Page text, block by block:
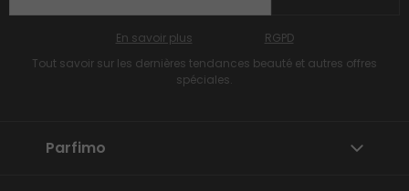
Tout savoir sur les dernières tendances beauté et autres offres
spéciales.
En savoir plus RGPD
Parfimo